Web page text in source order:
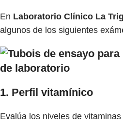
En Laboratorio Clínico La
algunos de los siguientes
1. Perfil vitamínico
Evalúa los niveles de